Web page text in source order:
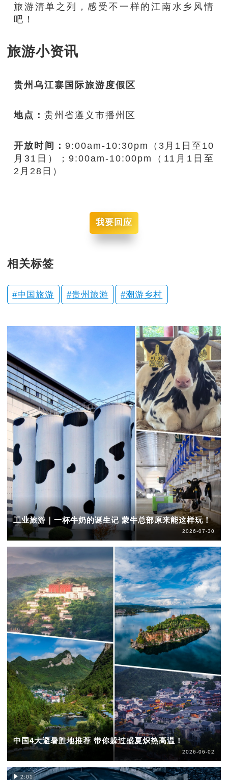
旅游清单之列，感受不一样的江南水乡风情
吧！
旅游小资讯
贵州乌江寨国际旅游度假区
地点：贵州省遵义市播州区
开放时间： 9:00am-10:30pm（3月1日至10
月31日）；9:00am-10:00pm（11月1日至
2月28日）
我要回应
相关标签
中国旅游 贵州旅游 潮游乡村
工业旅游｜一杯牛奶的诞生记 蒙牛总部原来能这样玩！
2026-07-30
中国4大避暑胜地推荐 带你躲过盛夏炽热高温！
2026-06-02
2:01